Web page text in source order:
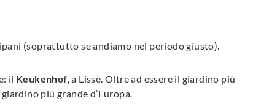
(soprattutto se andiamo nel periodo giusto).
il Keukenhof, a Lisse. Oltre ad essere il giardino più
più grande d’Europa.